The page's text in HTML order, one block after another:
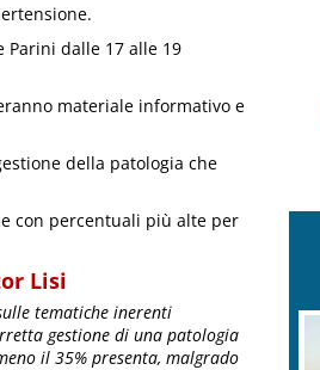
Parini dalle 17 alle 19
materiale informativo e
della patologia che
con percentuali più alte per
Lisi
tematiche inerenti
gestione di una patologia
il 35% presenta, malgrado